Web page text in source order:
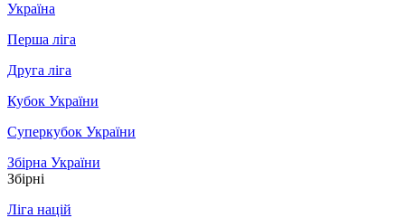
Україна
Перша ліга
Друга ліга
Кубок України
Суперкубок України
Збірна України
Збірні
Ліга націй